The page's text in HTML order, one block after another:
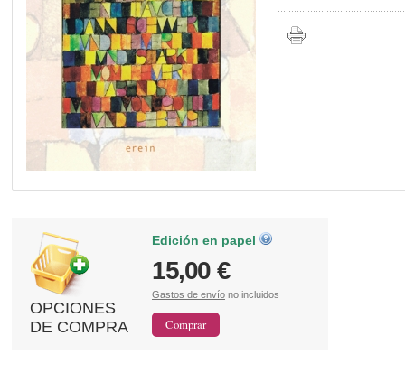
OPCIONES
DE COMPRA
Edición en papel
15,00 €
Gastos de envío no incluidos